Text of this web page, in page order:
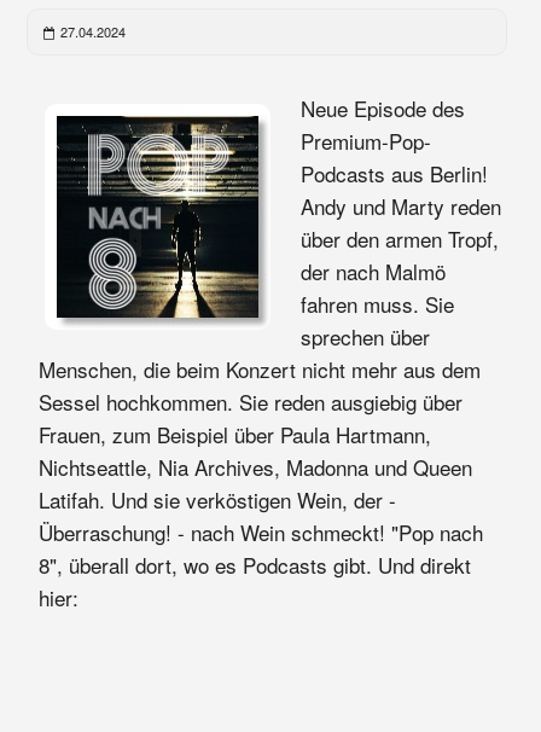
27.04.2024
Neue Episode des
Premium-Pop-
Podcasts aus Berlin!
Andy und Marty reden
über den armen Tropf,
der nach Malmö
fahren muss. Sie
sprechen über
Menschen, die beim Konzert nicht mehr aus dem
Sessel hochkommen. Sie reden ausgiebig über
Frauen, zum Beispiel über Paula Hartmann,
Nichtseattle, Nia Archives, Madonna und Queen
Latifah. Und sie verköstigen Wein, der -
Überraschung! - nach Wein schmeckt! "Pop nach
8", überall dort, wo es Podcasts gibt. Und direkt
hier: